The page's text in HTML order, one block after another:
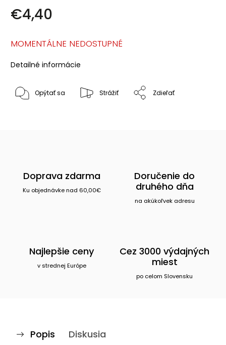
€4,40
MOMENTÁLNE NEDOSTUPNÉ
Detailné informácie
Opýtať sa Strážiť Zdieľať
Doprava zdarma
Ku objednávke nad 60,00€
Doručenie do
druhého dňa
na akúkoľvek adresu
Najlepšie ceny
v strednej Európe
Cez 3000 výdajných
miest
po celom Slovensku
Popis Diskusia